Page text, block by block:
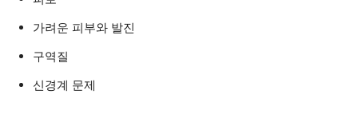
가려운 피부와 발진
구역질
신경계 문제